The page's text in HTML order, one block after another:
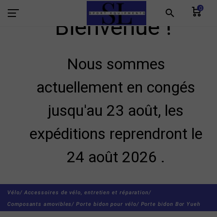
search 0
Bienvenue !
Nous sommes
actuellement en congés
jusqu'au 23 août, les
expéditions reprendront le
24 août 2026 .
Vélo/ Accessoires de vélo, entretien et réparation/
Composants amovibles/ Porte bidon pour vélo/ Porte bidon Bor Yueh